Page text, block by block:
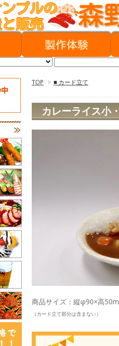
TOP > ■ カード立て
カレーライス小
商品サイズ：縦φ90×高
（カード立て部分は含まない）